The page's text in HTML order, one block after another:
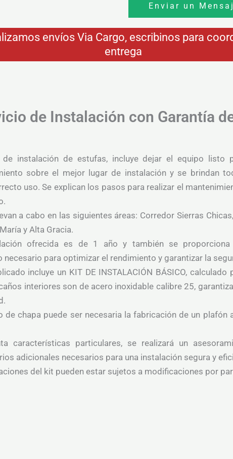
Enviar un
envíos Via Cargo, escribinos para
entrega
de Instalación con Garantía
instalación de estufas, incluye dejar el equipo listo
sobre el mejor lugar de instalación y se brindan
uso. Se explican los pasos para realizar el
a cabo en las siguientes áreas: Corredor Sierras
y Alta Gracia.
ofrecida es de 1 año y también se proporciona
para optimizar el rendimiento y garantizar la
incluye un KIT DE INSTALACIÓN BÁSICO,
interiores son de acero inoxidable calibre 25,
de chapa puede ser necesaria la fabricación de un plafón
características particulares, se realizará un
adicionales necesarios para una instalación segura y
del kit pueden estar sujetos a modificaciones por